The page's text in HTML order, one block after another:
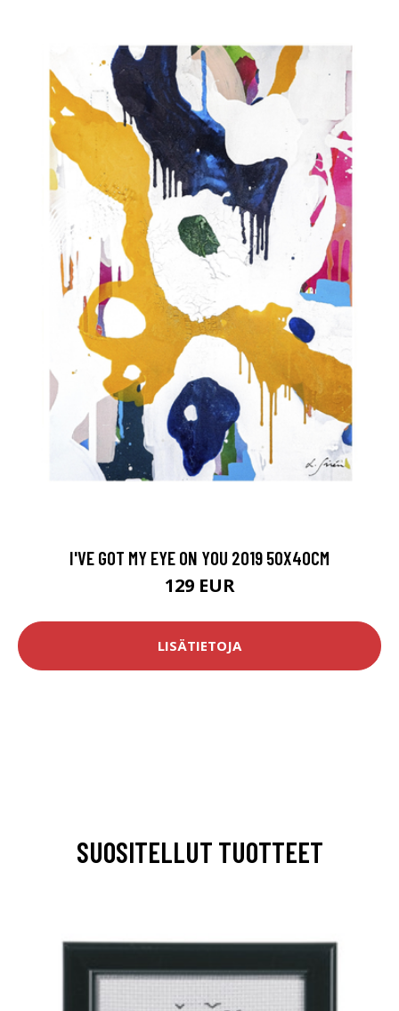
I'VE GOT MY EYE ON YOU 2019 50X40CM
129 EUR
LISÄTIETOJA
SUOSITELLUT TUOTTEET